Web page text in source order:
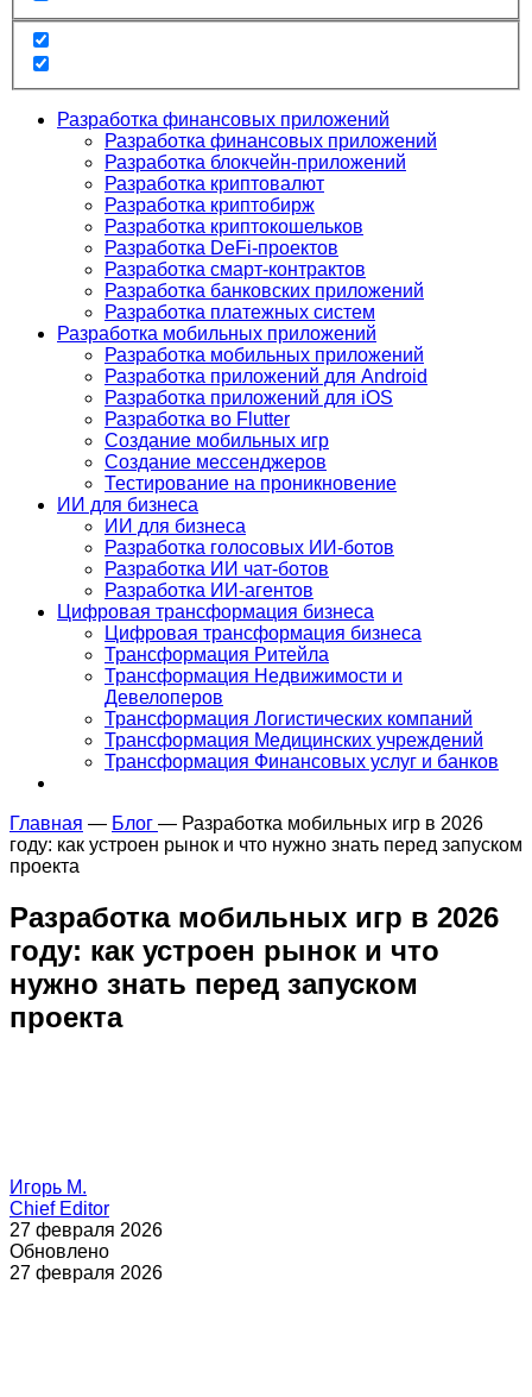
Разработка финансовых приложений
Разработка финансовых приложений
Разработка блокчейн-приложений
Разработка криптовалют
Разработка криптобирж
Разработка криптокошельков
Разработка DeFi-проектов
Разработка смарт-контрактов
Разработка банковских приложений
Разработка платежных систем
Разработка мобильных приложений
Разработка мобильных приложений
Разработка приложений для Android
Разработка приложений для iOS
Разработка во Flutter
Создание мобильных игр
Создание мессенджеров
Тестирование на проникновение
ИИ для бизнеса
ИИ для бизнеса
Разработка голосовых ИИ-ботов
Разработка ИИ чат-ботов
Разработка ИИ-агентов
Цифровая трансформация бизнеса
Цифровая трансформация бизнеса
Трансформация Ритейла
Трансформация Недвижимости и
Девелоперов
Трансформация Логистических компаний
Трансформация Медицинских учреждений
Трансформация Финансовых услуг и банков
Главная — Блог — Разработка мобильных игр в 2026
году: как устроен рынок и что нужно знать перед запуском
проекта
Разработка мобильных игр в 2026
году: как устроен рынок и что
нужно знать перед запуском
проекта
Игорь М.
Chief Editor
27 февраля 2026
Обновлено
27 февраля 2026